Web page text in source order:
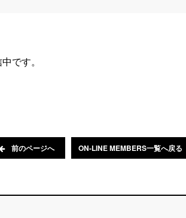
です。
前のページへ ON-LINE MEMBERS一覧へ戻る